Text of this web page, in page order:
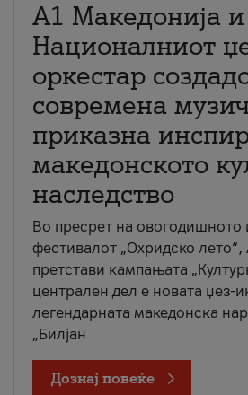
А1 Македонија и
Националниот
оркестар
современа
приказна
македонското
наследство
Во пресрет на овогодишното
фестивалот „Охридско лето“,
претстави кампањата
централен дел е новата џез-
легендарната македонска
„Билјан
Дознај повеќе